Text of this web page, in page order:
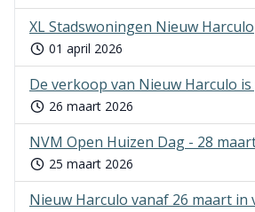
XL Stadswoningen Nieuw Harculo
01 april 2026
De verkoop van Nieuw Harculo
26 maart 2026
NVM Open Huizen Dag - 28
25 maart 2026
Nieuw Harculo vanaf 26 maart in